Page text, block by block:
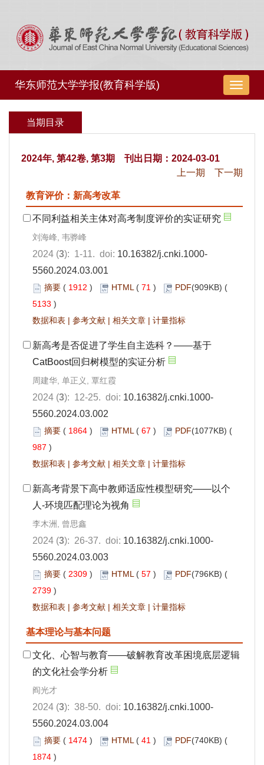
导
航
华东师范大学学报(教育科学版)
当期目录
2024年, 第42卷, 第3期 刊出日期：2024-03-01
上一期
下一期
教育评价：新高考改革
不同利益相关主体对高考制度评价的实证研究
刘海峰, 韦骅峰
2024 (3): 1-11. doi: 10.16382/j.cnki.1000-
5560.2024.03.001
摘要 ( 1912 ) HTML( 71 ) PDF(909KB) (
5133 )
数据和表 | 参考文献 | 相关文章 | 计量指标
新高考是否促进了学生自主选科？——基于
CatBoost回归树模型的实证分析
周建华, 单正义, 覃红霞
2024 (3): 12-25. doi: 10.16382/j.cnki.1000-
5560.2024.03.002
摘要 ( 1864 ) HTML( 67 ) PDF(1077KB) (
987 )
数据和表 | 参考文献 | 相关文章 | 计量指标
新高考背景下高中教师适应性模型研究——以个
人-环境匹配理论为视角
李木洲, 曾思鑫
2024 (3): 26-37. doi: 10.16382/j.cnki.1000-
5560.2024.03.003
摘要 ( 2309 ) HTML( 57 ) PDF(796KB) (
2739 )
数据和表 | 参考文献 | 相关文章 | 计量指标
基本理论与基本问题
文化、心智与教育——破解教育改革困境底层逻辑
的文化社会学分析
阎光才
2024 (3): 38-50. doi: 10.16382/j.cnki.1000-
5560.2024.03.004
摘要 ( 1474 ) HTML( 41 ) PDF(740KB) (
1874 )